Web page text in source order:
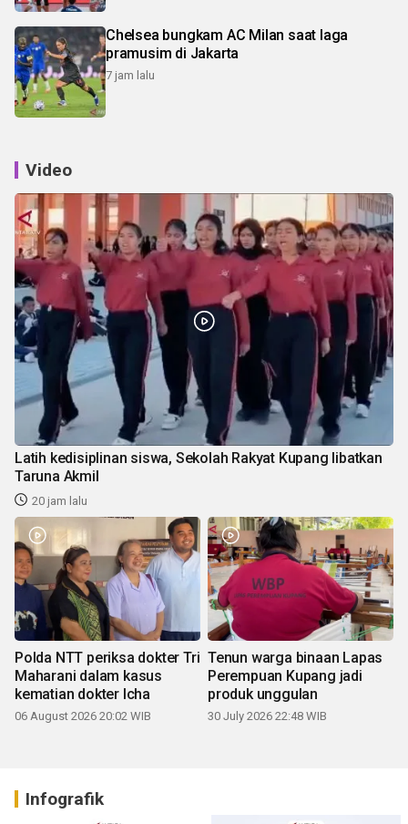
Chelsea bungkam AC Milan saat laga
pramusim di Jakarta
7 jam lalu
Video
Latih kedisiplinan siswa, Sekolah Rakyat Kupang libatkan
Taruna Akmil
20 jam lalu
Polda NTT periksa dokter Tri
Maharani dalam kasus
kematian dokter Icha
06 August 2026 20:02 WIB
Tenun warga binaan Lapas
Perempuan Kupang jadi
produk unggulan
30 July 2026 22:48 WIB
Infografik